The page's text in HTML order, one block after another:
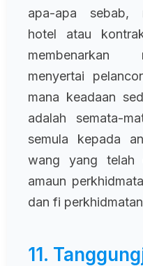
apa-apa sebab,
hotel atau
membenarkan
menyertai
mana keadaan
adalah semata-
semula kepada
wang yang telah
amaun
dan fi
11.